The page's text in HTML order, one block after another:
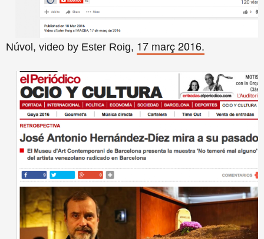
Núvol, video by Ester Roig, 17 març 2016.